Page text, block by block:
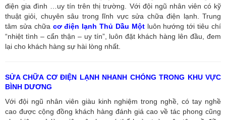
điện gia đình …uy tín trên thị trường. Với đội ngũ nhân viên có kỹ
thuật giỏi, chuyên sâu trong lĩnh vực sửa chữa điện lạnh. Trung
tâm sửa chữa cơ điện lạnh Thủ Dầu Mộtluôn hướng tới tiêu chí
“nhiệt tình – cẩn thận – uy tín”, luôn đặt khách hàng lên đầu, đem
lại cho khách hàng sự hài lòng nhất.
SỬA CHỮA CƠ ĐIỆN LẠNH NHANH CHÓNG TRONG KHU VỰC
BÌNH DƯƠNG
Với đội ngũ nhân viên giàu kinh nghiệm trong nghề, có tay nghề
cao được cộng đồng khách hàng đánh giá cao về tác phong cũng